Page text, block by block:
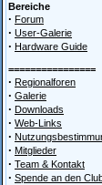
Bereiche
· Forum
· User-Galerie
· Hardware Guide
================
· Regionalforen
· Galerie
· Downloads
· Web-Links
·
· Mitglieder
· Team & Kontakt
· Spende an den